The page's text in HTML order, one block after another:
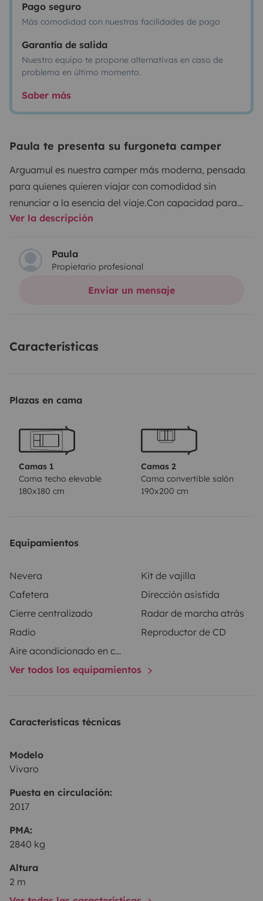
Pago seguro
Más comodidad con nuestras facilidades de pago
Garantía de salida
Nuestro equipo te propone alternativas en caso de
problema en último momento.
Saber más
Paula te presenta su furgoneta camper
Arguamul es nuestra camper más moderna, pensada
para quienes quieren viajar con comodidad sin
renunciar a la esencia del viaje.Con capacidad para
tres personas y techo elevable, ofrece el espacio
descansar cómodamente por la noche.
conducir, práctica y bien equipada, es ideal para
descubrir La Gomera a tu ritmo, parar donde te
Ver la descripción
Paula
Propietario profesional
Enviar un mensaje
Características
Plazas en cama
Camas 1
Cama techo elevable
180x180 cm
Camas 2
Cama convertible salón
190x200 cm
Equipamientos
Nevera
Kit de vajilla
Cafetera
Dirección asistida
Cierre centralizado
Radar de marcha atrás
Radio
Reproductor de CD
Aire acondicionado en cabina
Ver todos los equipamientos
Características técnicas
Modelo
Vivaro
Puesta en circulación:
2017
PMA:
2840 kg
Altura
2 m